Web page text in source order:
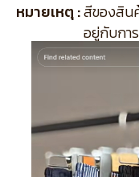
หมายเหตุ :สีของสิน
อยู่กับกา